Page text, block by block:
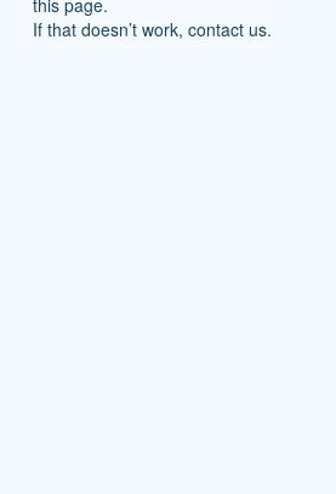
this page.
If that doesn’t work, contact us.